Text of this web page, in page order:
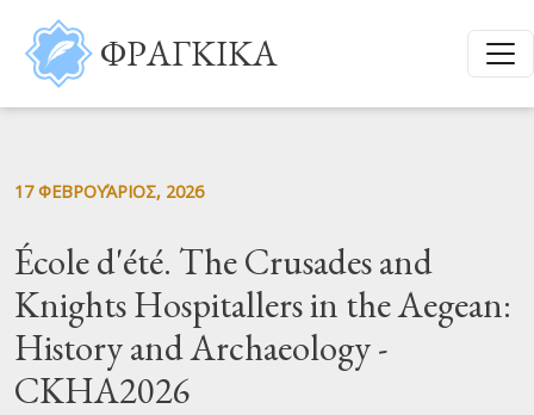
Παράκαμψη προς το κυρίως περιεχόμενο
ΦΡΑΓΚΙΚΑ
17 ΦΕΒΡΟΥΆΡΙΟΣ, 2026
École d'été. The Crusades and
Knights Hospitallers in the Aegean:
History and Archaeology -
CKHA2026